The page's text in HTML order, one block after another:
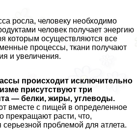
росла, человеку необходимо
человек получает энергию
которым осуществляются все
процессы, ткани получают
и увеличения.
происходит исключительно
присутствуют три
— белки, жиры, углеводы.
вместе с пищей в определенное
расти, что,
серьезной проблемой для атлета.